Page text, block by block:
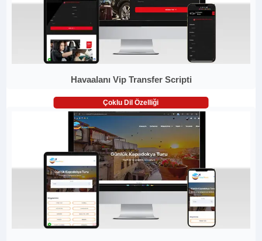
Havaalanı Vip Transfer Scripti
Çoklu Dil Özelliği